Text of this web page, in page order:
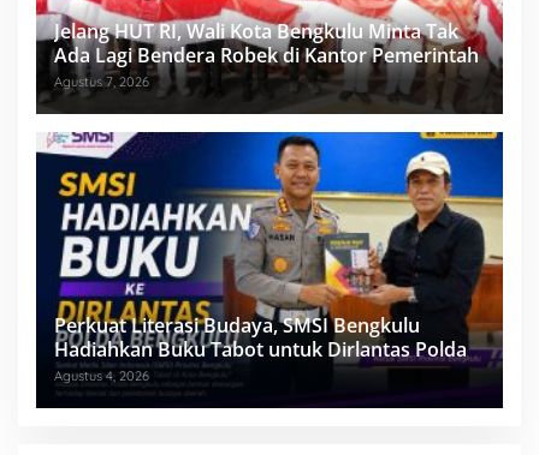
Jelang HUT RI, Wali Kota Bengkulu Minta Tak
Ada Lagi Bendera Robek di Kantor Pemerintah
Agustus 7, 2026
Perkuat Literasi Budaya, SMSI Bengkulu
Hadiahkan Buku Tabot untuk Dirlantas Polda
Agustus 4, 2026